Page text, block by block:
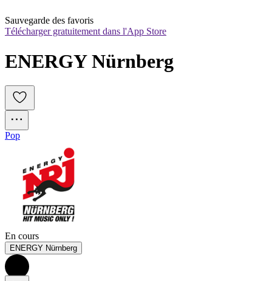
Sauvegarde des favoris
Télécharger gratuitement dans l'App Store
ENERGY Nürnberg
Pop
En cours
ENERGY Nürnberg